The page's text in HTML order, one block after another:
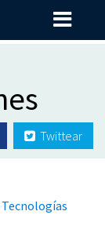
Twittear